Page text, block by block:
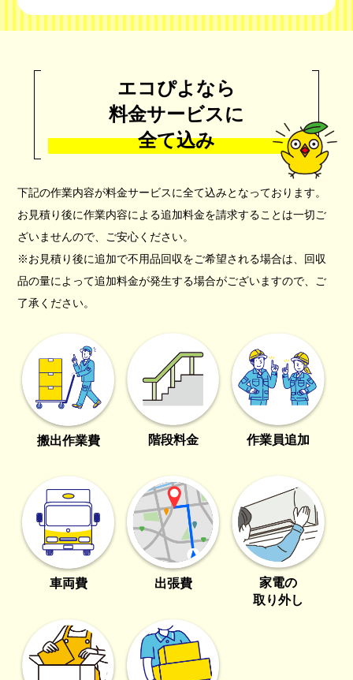
エコぴよなら
料金サービスに
全て込み
下記の作業内容が料金サービスに全て込みとなっております。
お見積り後に作業内容による追加料金を請求することは一切ご
ざいませんので、ご安心ください。
※お見積り後に追加で不用品回収をご希望される場合は、回収
品の量によって追加料金が発生する場合がございますので、ご
了承ください。
搬出作業費 階段料金 作業員追加
車両費 出張費
家電の
取り外し